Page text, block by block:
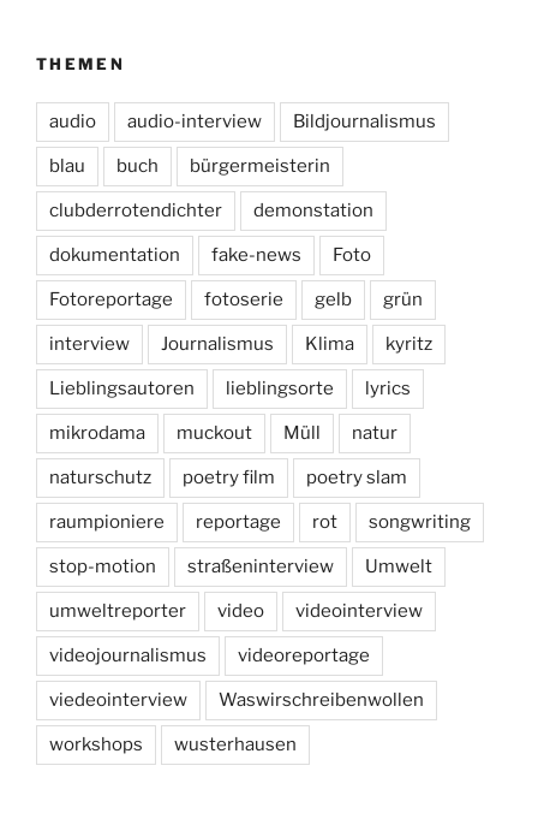
THEMEN
audio audio-interview Bildjournalismus
blau buch bürgermeisterin
clubderrotendichter demonstation
dokumentation fake-news Foto
Fotoreportage fotoserie gelb grün
interview Journalismus Klima kyritz
Lieblingsautoren lieblingsorte lyrics
mikrodama muckout Müll natur
naturschutz poetry film poetry slam
raumpioniere reportage rot songwriting
stop-motion straßeninterview Umwelt
umweltreporter video videointerview
videojournalismus videoreportage
viedeointerview Waswirschreibenwollen
workshops wusterhausen